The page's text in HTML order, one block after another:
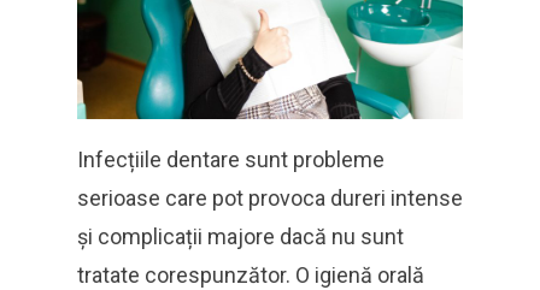
Infecțiile dentare sunt probleme
serioase care pot provoca dureri intense
și complicații majore dacă nu sunt
tratate corespunzător. O igienă orală